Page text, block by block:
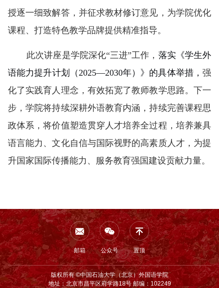
授逐一细致解答，并征求教材修订意见，为学院优化
课程、打造特色教学品牌提供精准指导。
此次讲座是学院深化“三进”工作， 落实《学生外
语能力提升计划（2025—2030年）》的具体举措， 强
化了实践育人理念，有效拓宽了教师教学思路。下一
步，学院将持续深耕外语教育内涵，持续完善课程思
政体系，将价值塑造贯穿人才培养全过程，培养兼具
语言能力、文化自信与国际视野的高素质人才，为提
升国家国际传播能力、服务教育强国建设贡献力量。
邮箱 公众号 置顶
版权所有 ©中国石油大学（北京）外国语学院
地址：北京市昌平区府学路18号 邮编：102249